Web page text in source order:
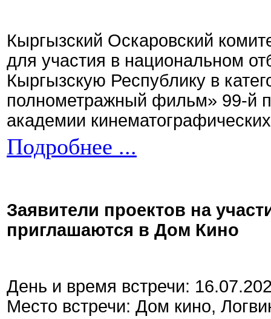
Кыргызский Оскаровский
для участия в национальном
Кыргызскую Республику в
полнометражный фильм» 99-й
академии
Подробнее ...
Заявители проектов на
приглашаются в Дом Кино
День и время встречи:
Место встречи: Дом кино,